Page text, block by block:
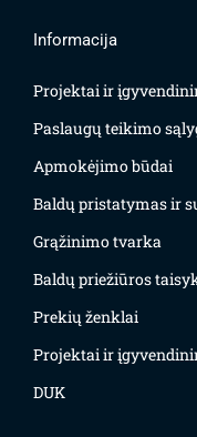
Informacija
Projektai ir
Paslaugų teikimo
Apmokėjimo būdai
Baldų pristatymas ir
Grąžinimo tvarka
Baldų priežiūros
Prekių ženklai
Projektai ir
DUK